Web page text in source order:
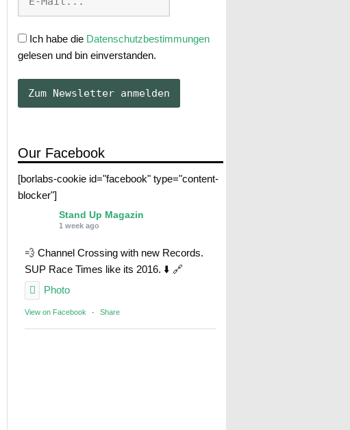
Ich habe die Datenschutzbestimmungen
gelesen und bin einverstanden.
Our Facebook
[borlabs-cookie id="facebook" type="content-
blocker"]
Stand Up Magazin
1 week ago
💨 Channel Crossing with new Records.
SUP Race Times like its 2016. ⬇️ 🔗
Photo
View on Facebook · Share